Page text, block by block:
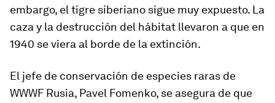
embargo, el tigre siberiano sigue muy expuesto. La
caza y la destrucción del hábitat llevaron a que en
1940 se viera al borde de la extinción.
El jefe de conservación de especies raras de
WWWF Rusia, Pavel Fomenko, se asegura de que